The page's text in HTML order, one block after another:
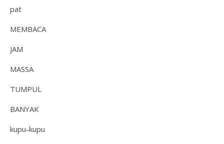
pat
MEMBACA
JAM
MASSA
TUMPUL
BANYAK
kupu-kupu